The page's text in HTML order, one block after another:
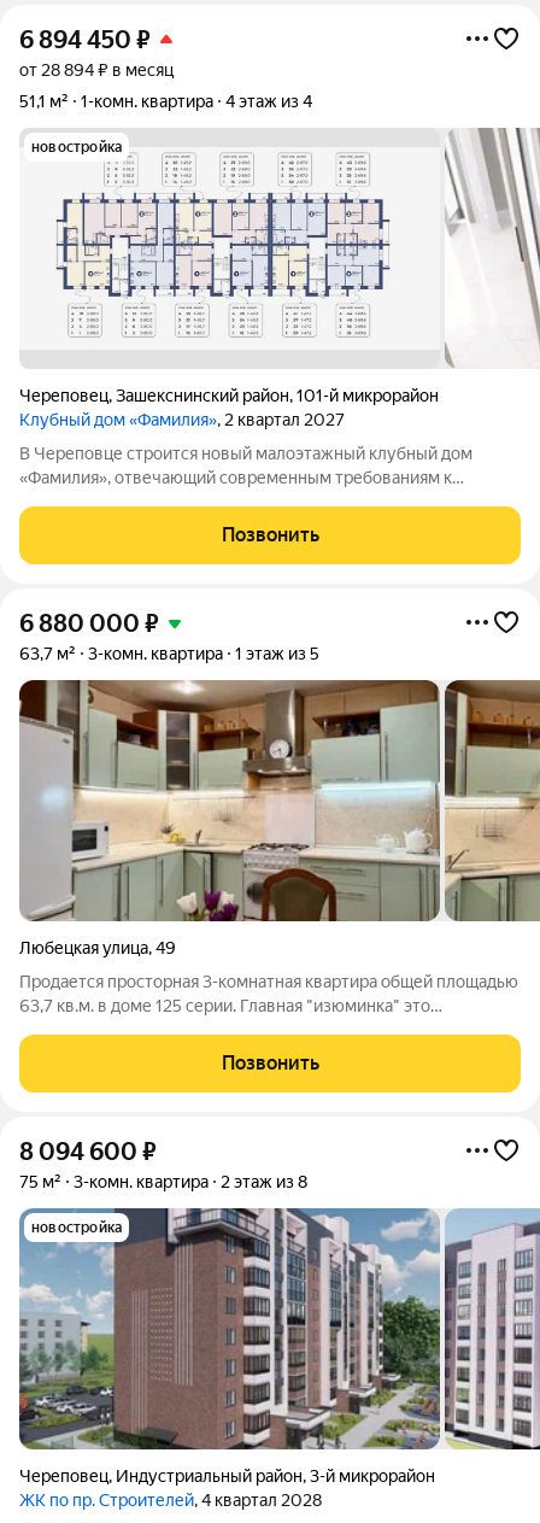
6 894 450 ₽
от 28 894 ₽ в месяц
51,1 м²
1-комн. квартира 4 этаж из 4
новостройка
Череповец,Зашекснинский район,101-й микрорайон
Клубный дом «Фамилия», 2 квартал 2027
В Череповце строится новый малоэтажный клубный дом
«Фамилия», отвечающий современным требованиям к
здание возводится из керамического кирпича; небольшая
этажность и ограниченное число квартир
Позвонить
6 880 000 ₽
63,7 м² 3-комн. квартира 1 этаж из 5
Любецкая улица,49
Продается просторная 3-комнатная квартира общей площадью
63,7 кв.м. в доме 125 серии. Главная "изюминка" это
Это полноценный зал для семейных праздников, встреч с
друзьями или зона для жизни,
Позвонить
8 094 600 ₽
75 м² 3-комн. квартира 2 этаж из 8
новостройка
Череповец, Индустриальный район,3-й микрорайон
ЖК по пр. Строителей, 4 квартал 2028